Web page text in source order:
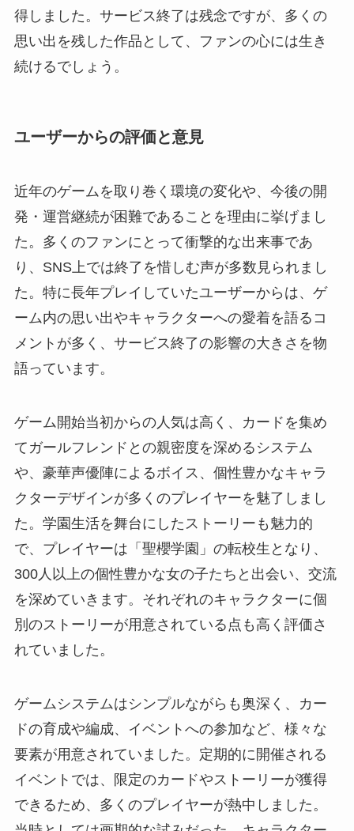
得しました。サービス終了は残念ですが、多くの
思い出を残した作品として、ファンの心には生き
続けるでしょう。
ユーザーからの評価と意見
近年のゲームを取り巻く環境の変化や、今後の開
発・運営継続が困難であることを理由に挙げまし
た。多くのファンにとって衝撃的な出来事であ
り、SNS上では終了を惜しむ声が多数見られまし
た。特に長年プレイしていたユーザーからは、ゲ
ーム内の思い出やキャラクターへの愛着を語るコ
メントが多く、サービス終了の影響の大きさを物
語っています。
ゲーム開始当初からの人気は高く、カードを集め
てガールフレンドとの親密度を深めるシステム
や、豪華声優陣によるボイス、個性豊かなキャラ
クターデザインが多くのプレイヤーを魅了しまし
た。学園生活を舞台にしたストーリーも魅力的
で、プレイヤーは「聖櫻学園」の転校生となり、
300人以上の個性豊かな女の子たちと出会い、交流
を深めていきます。それぞれのキャラクターに個
別のストーリーが用意されている点も高く評価さ
れていました。
ゲームシステムはシンプルながらも奥深く、カー
ドの育成や編成、イベントへの参加など、様々な
要素が用意されていました。定期的に開催される
イベントでは、限定のカードやストーリーが獲得
できるため、多くのプレイヤーが熱中しました。